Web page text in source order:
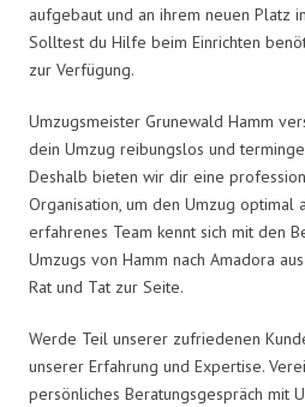
aufgebaut und an ihrem neuen Platz
Solltest du Hilfe beim Einrichten
zur Verfügung.
Umzugsmeister Grunewald Hamm
dein Umzug reibungslos und
Deshalb bieten wir dir eine
Organisation, um den Umzug optimal
erfahrenes Team kennt sich mit den
Umzugs von Hamm nach Amadora
Rat und Tat zur Seite.
Werde Teil unserer zufriedenen
unserer Erfahrung und Expertise.
persönliches Beratungsgespräch mit